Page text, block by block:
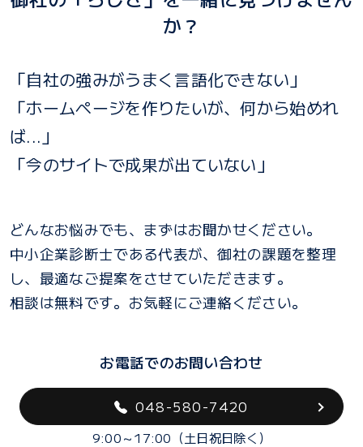
か？
「自社の強みがうまく言語化できない」
「ホームページを作りたいが、何から始めれ
ば...」
「今のサイトで成果が出ていない」
どんなお悩みでも、まずはお聞かせください。
中小企業診断士である代表が、御社の課題を整理
し、最適なご提案をさせていただきます。
相談は無料です。お気軽にご連絡ください。
お電話でのお問い合わせ
048-580-7420
9:00～17:00（土日祝日除く）